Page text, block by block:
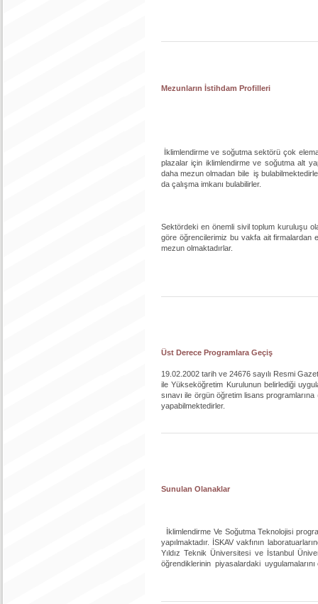
Mezunların İstihdam Profilleri
İklimlendirme ve soğutma sektörü çok
plazalar için iklimlendirme ve soğutma alt
daha mezun olmadan bile iş
da çalışma imkanı bulabilirler.
Sektördeki en önemli sivil toplum kuruluşu
göre öğrencilerimiz bu vakfa ait firmalardan
mezun olmaktadırlar.
Üst Derece Programlara Geçiş
19.02.2002 tarih ve 24676 sayılı Resmi
ile Yükseköğretim Kurulunun belirlediği
sınavı ile örgün öğretim lisans
yapabilmektedirler.
Sunulan Olanaklar
İklimlendirme Ve Soğutma Teknolojisi
yapılmaktadır. İSKAV vakfının
Yıldız Teknik Üniversitesi ve İstanbul
öğrendiklerinin piyasalardaki uygulamalarını